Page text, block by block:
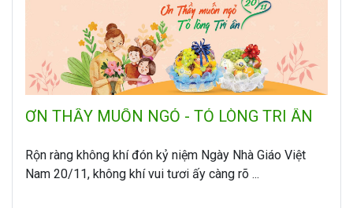
ƠN THẦY MUỐN NGỎ - TỎ LÒNG TRI ÂN
Rộn ràng không khí đón kỷ niệm Ngày Nhà Giáo Việt
Nam 20/11, không khí vui tươi ấy càng rõ ...